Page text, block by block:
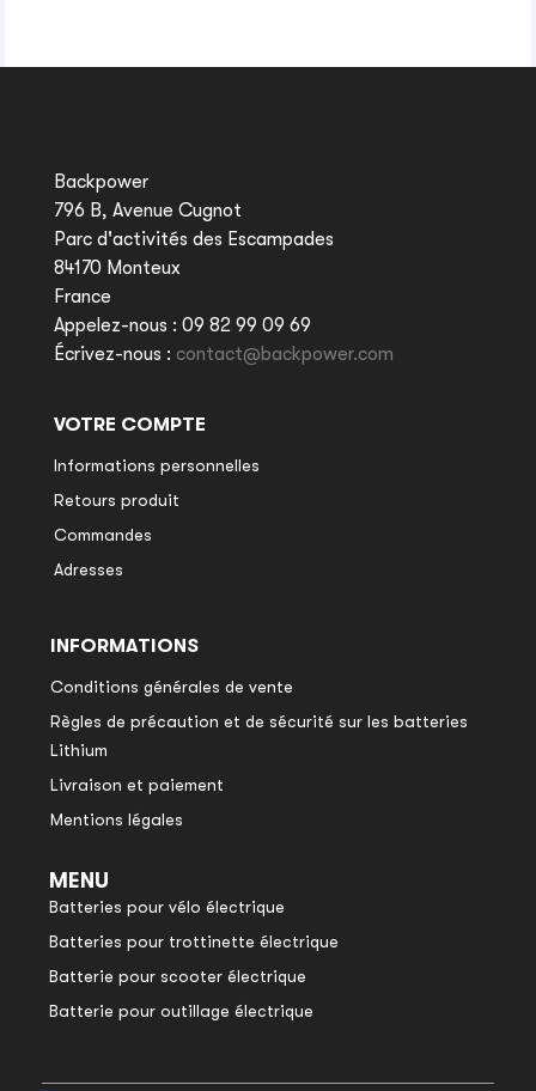
Backpower
796 B, Avenue Cugnot
Parc d'activités des Escampades
84170 Monteux
France
Appelez-nous : 09 82 99 09 69
Écrivez-nous : contact@backpower.com
VOTRE COMPTE
Informations personnelles
Retours produit
Commandes
Adresses
INFORMATIONS
Conditions générales de vente
Règles de précaution et de sécurité sur les batteries
Lithium
Livraison et paiement
Mentions légales
MENU
Batteries pour vélo électrique
Batteries pour trottinette électrique
Batterie pour scooter électrique
Batterie pour outillage électrique